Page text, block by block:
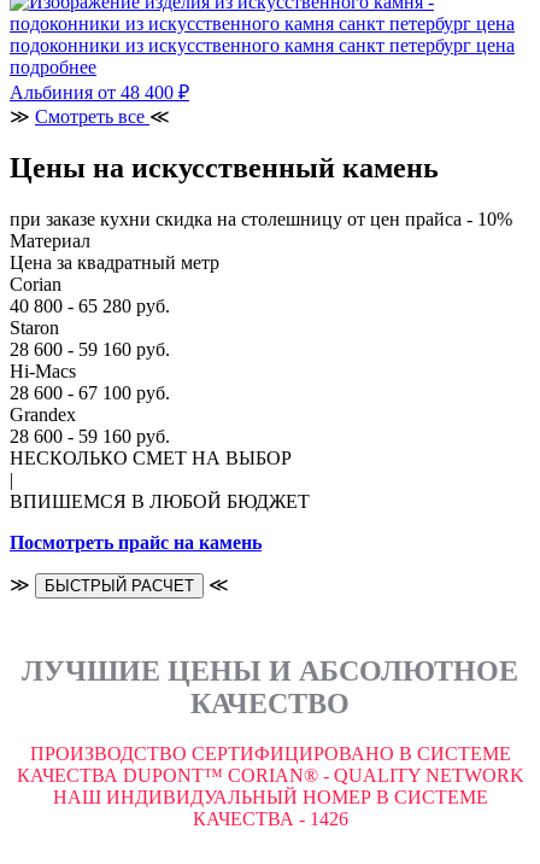
подоконники из искусственного камня санкт петербург цена
подробнее
Альбиния от 48 400 ₽
≫ Смотреть все ≪
Цены на искусственный камень
при заказе кухни скидка на столешницу от цен прайса - 10%
Материал
Цена за квадратный метр
Corian
40 800 - 65 280 руб.
Staron
28 600 - 59 160 руб.
Hi-Macs
28 600 - 67 100 руб.
Grandex
28 600 - 59 160 руб.
НЕСКОЛЬКО СМЕТ НА ВЫБОР
|
ВПИШЕМСЯ В ЛЮБОЙ БЮДЖЕТ
Посмотреть прайс на камень
≫ БЫСТРЫЙ РАСЧЕТ ≪
ЛУЧШИЕ ЦЕНЫ И АБСОЛЮТНОЕ
КАЧЕСТВО
ПРОИЗВОДСТВО СЕРТИФИЦИРОВАНО В СИСТЕМЕ
КАЧЕСТВА DUPONT™ CORIAN® - QUALITY NETWORK
НАШ ИНДИВИДУАЛЬНЫЙ НОМЕР В СИСТЕМЕ
КАЧЕСТВА - 1426